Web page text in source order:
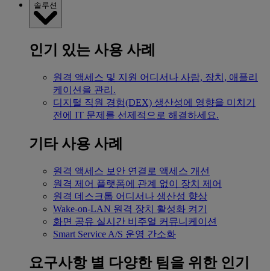
솔루션
인기 있는 사용 사례
원격 액세스 및 지원 어디서나 사람, 장치, 애플리
케이션을 관리.
디지털 직원 경험(DEX) 생산성에 영향을 미치기
전에 IT 문제를 선제적으로 해결하세요.
기타 사용 사례
원격 액세스 보안 연결로 액세스 개선
원격 제어 플랫폼에 관계 없이 장치 제어
원격 데스크톱 어디서나 생산성 향상
Wake-on-LAN 원격 장치 활성화 켜기
화면 공유 실시간 비주얼 커뮤니케이션
Smart Service A/S 운영 간소화
요구사항 별 다양한 팀을 위한 인기